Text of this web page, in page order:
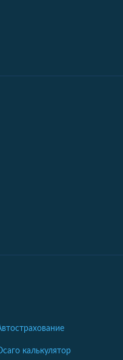
калькулятор